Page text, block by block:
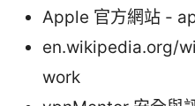
Apple 官方網站 -
en.wikipedia.org/
work